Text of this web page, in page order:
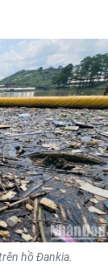
hồ Đankia.